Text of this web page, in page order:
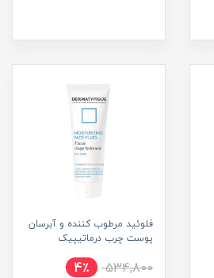
فلوئید مرطوب کننده و آبرسان
پوست چرب درماتیپیک
534,800
4٪